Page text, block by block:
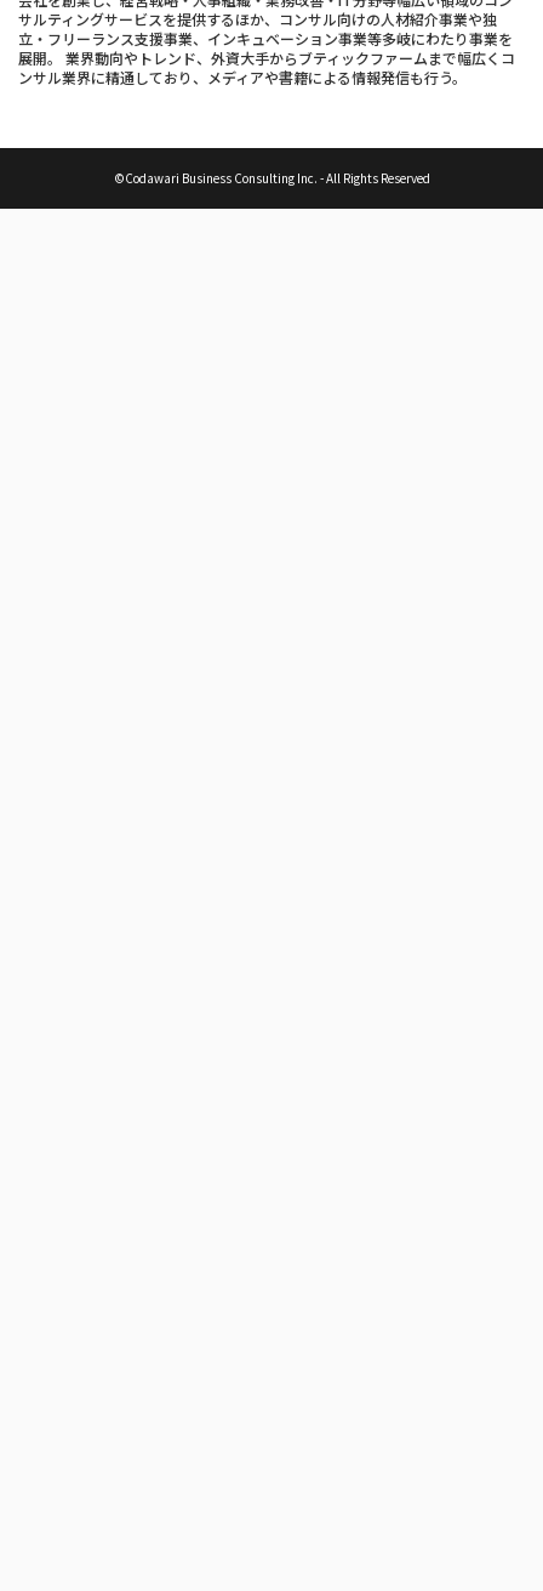
サルティングサービスを提供するほか、コンサル向けの人材紹介事業や独
立・フリーランス支援事業、インキュベーション事業等多岐にわたり事業を
展開。 業界動向やトレンド、外資大手からブティックファームまで幅広くコ
ンサル業界に精通しており、メディアや書籍による情報発信も行う。
©Codawari Business Consulting Inc. - All Rights Reserved